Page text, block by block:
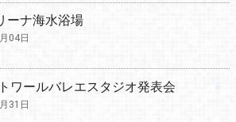
ーナ海水浴場
04日
ワールバレエスタジオ発表会
31日